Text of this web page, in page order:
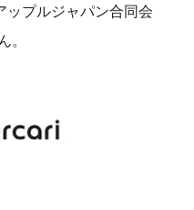
ップルジャパン合同会
。